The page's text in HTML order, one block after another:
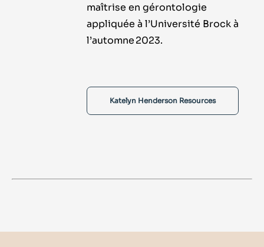
maîtrise en gérontologie
appliquée à l’Université Brock à
l’automne 2023.
Katelyn Henderson Resources